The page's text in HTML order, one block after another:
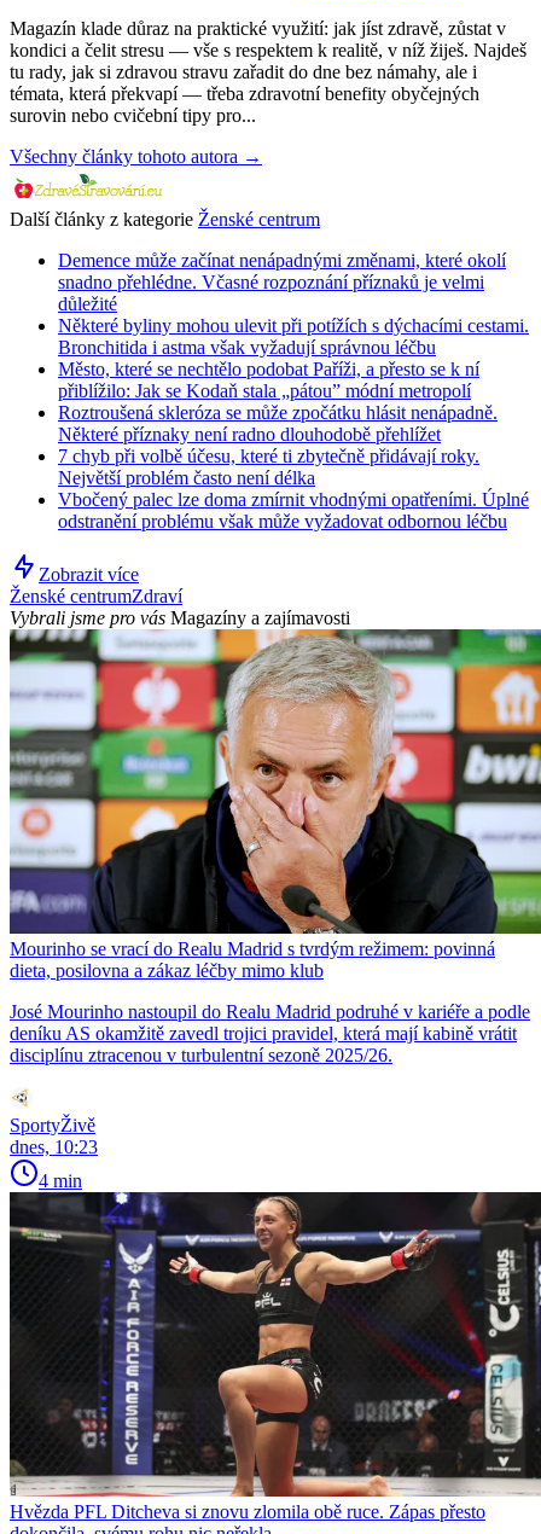
Magazín klade důraz na praktické využití: jak jíst zdravě, zůstat v
kondici a čelit stresu — vše s respektem k realitě, v níž žiješ. Najdeš
tu rady, jak si zdravou stravu zařadit do dne bez námahy, ale i
témata, která překvapí — třeba zdravotní benefity obyčejných
surovin nebo cvičební tipy pro...
Všechny články tohoto autora →
Další články z kategorie Ženské centrum
Demence může začínat nenápadnými změnami, které okolí
snadno přehlédne. Včasné rozpoznání příznaků je velmi
důležité
Některé byliny mohou ulevit při potížích s dýchacími cestami.
Bronchitida i astma však vyžadují správnou léčbu
Město, které se nechtělo podobat Paříži, a přesto se k ní
přiblížilo: Jak se Kodaň stala „pátou” módní metropolí
Roztroušená skleróza se může zpočátku hlásit nenápadně.
Některé příznaky není radno dlouhodobě přehlížet
7 chyb při volbě účesu, které ti zbytečně přidávají roky.
Největší problém často není délka
Vbočený palec lze doma zmírnit vhodnými opatřeními. Úplné
odstranění problému však může vyžadovat odbornou léčbu
Zobrazit více
Ženské centrumZdraví
Vybrali jsme pro vás Magazíny a zajímavosti
Mourinho se vrací do Realu Madrid s tvrdým režimem: povinná
dieta, posilovna a zákaz léčby mimo klub
José Mourinho nastoupil do Realu Madrid podruhé v kariéře a podle
deníku AS okamžitě zavedl trojici pravidel, která mají kabině vrátit
disciplínu ztracenou v turbulentní sezoně 2025/26.
SportyŽivě
dnes, 10:23
4 min
Hvězda PFL Ditcheva si znovu zlomila obě ruce. Zápas přesto